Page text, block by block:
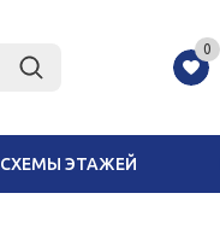
0
СХЕМЫ ЭТАЖЕЙ